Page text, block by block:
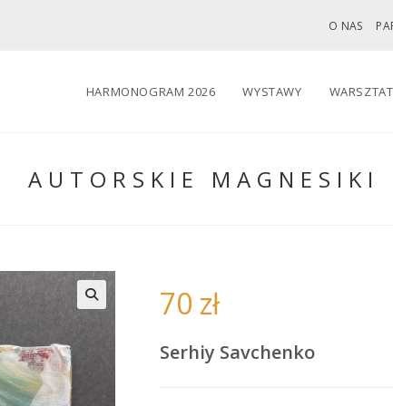
O NAS
HARMONOGRAM 2026 WYSTAWY
AUTORSKIE MAGNESIKI
70 zł
Serhiy Savchenko